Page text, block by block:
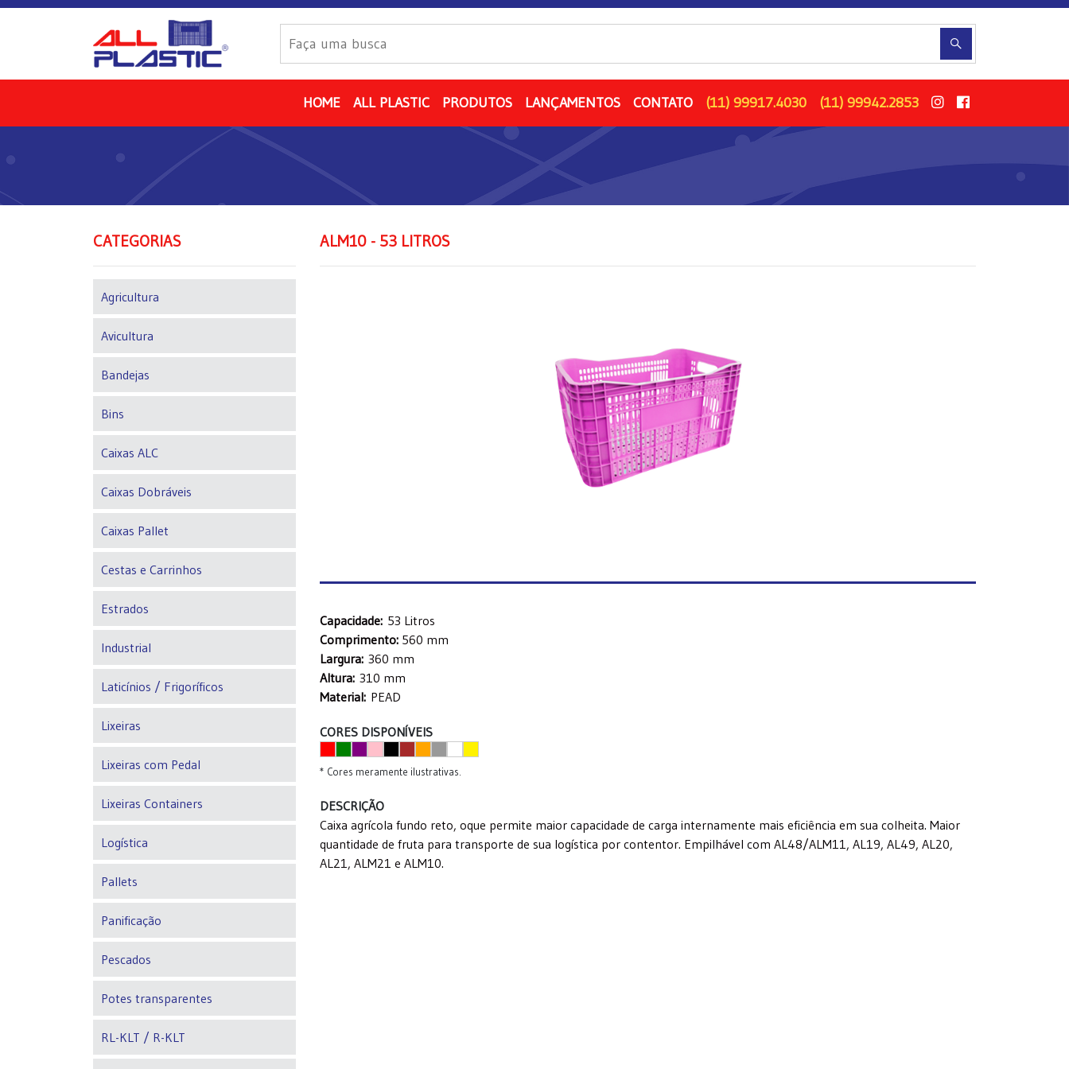
HOME ALL PLASTIC PRODUTOS LANÇAMENTOS CONTATO (11) 99917.4030 (11) 99942.2853
CATEGORIAS
Agricultura
Avicultura
Bandejas
Bins
Caixas ALC
Caixas Dobráveis
Caixas Pallet
Cestas e Carrinhos
Estrados
Industrial
Laticínios / Frigoríficos
Lixeiras
Lixeiras com Pedal
Lixeiras Containers
Logística
Pallets
Panificação
Pescados
Potes transparentes
RL-KLT / R-KLT
ALM10 - 53 LITROS
Capacidade: 53 Litros
Comprimento: 560 mm
Largura: 360 mm
Altura: 310 mm
Material: PEAD
CORES DISPONÍVEIS
* Cores meramente ilustrativas.
DESCRIÇÃO
Caixa agrícola fundo reto, oque permite maior capacidade de carga internamente mais eficiência em sua colheita. Maior
quantidade de fruta para transporte de sua logística por contentor. Empilhável com AL48/ALM11, AL19, AL49, AL20,
AL21, ALM21 e ALM10.